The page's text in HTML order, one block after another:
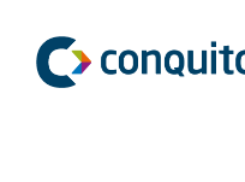
contenido